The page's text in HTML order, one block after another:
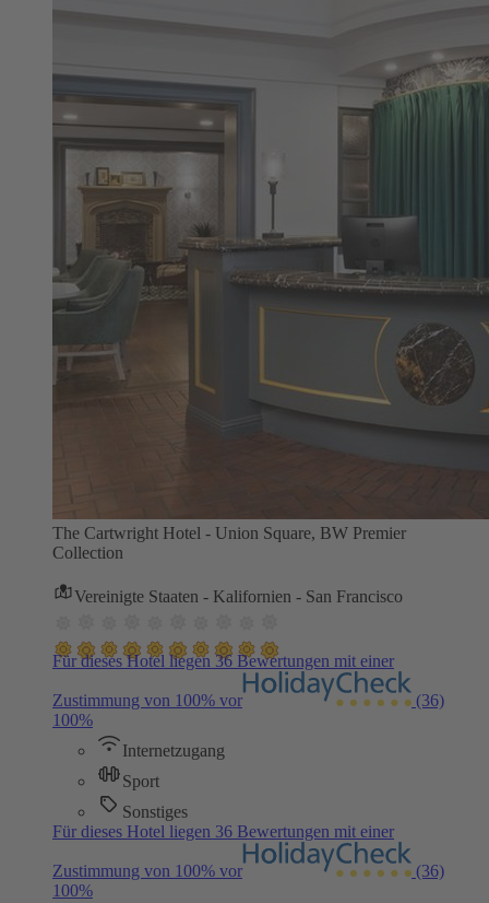
The Cartwright Hotel - Union Square, BW Premier
Collection
Vereinigte Staaten - Kalifornien - San Francisco
Für dieses Hotel liegen 36 Bewertungen mit einer
Zustimmung von 100% vor
(36)
100%
Internetzugang
Sport
Sonstiges
Für dieses Hotel liegen 36 Bewertungen mit einer
Zustimmung von 100% vor
(36)
100%